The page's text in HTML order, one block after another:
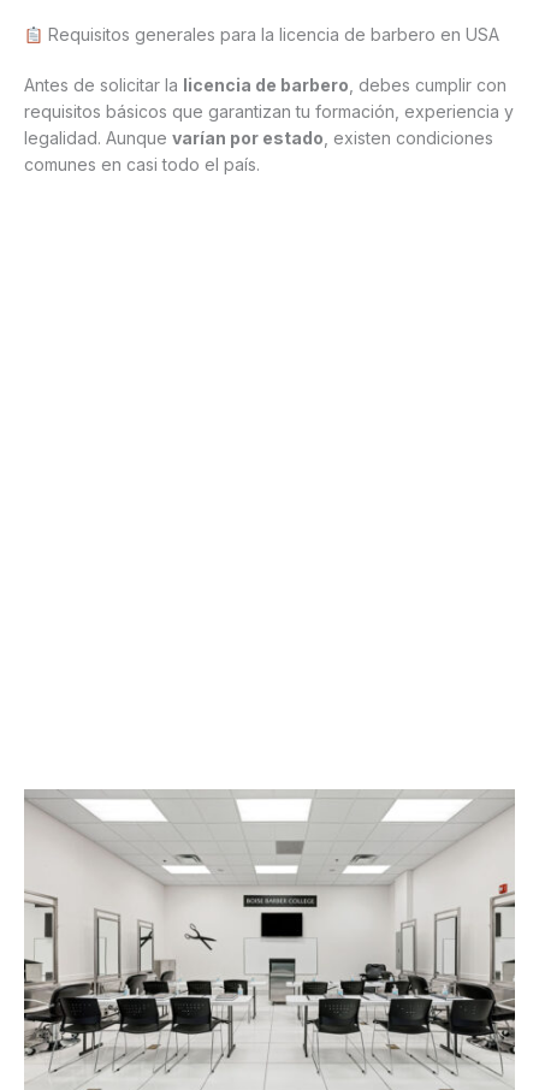
Requisitos generales para la licencia de barbero en USA
Antes de solicitar la licencia de barbero , debes cumplir con
requisitos básicos que garantizan tu formación, experiencia y
legalidad. Aunque varían por estado , existen condiciones
comunes en casi todo el país.